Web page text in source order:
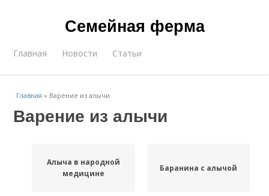
Семейная ферма
Главная Новости Статьи
Главная » Варение из алычи
Варение из алычи
Алыча в народной
медицине
Баранина с алычой